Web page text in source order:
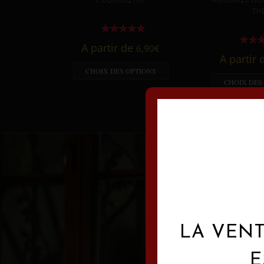
A partir de 6,90€
CHOIX DES OPTIONS
A partir
CHOIX DES
LA